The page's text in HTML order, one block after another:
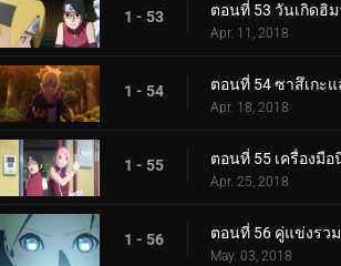
1 - 53 ตอนที่ 53 วันเกิดฮิม
Apr. 11, 2018
1 - 54 ตอนที่ 54 ซาสึเกะ
Apr. 18, 2018
1 - 55
Apr. 25, 2018
1 - 56 ตอนที่ 56 คู่แข่งรว
May. 03, 2018